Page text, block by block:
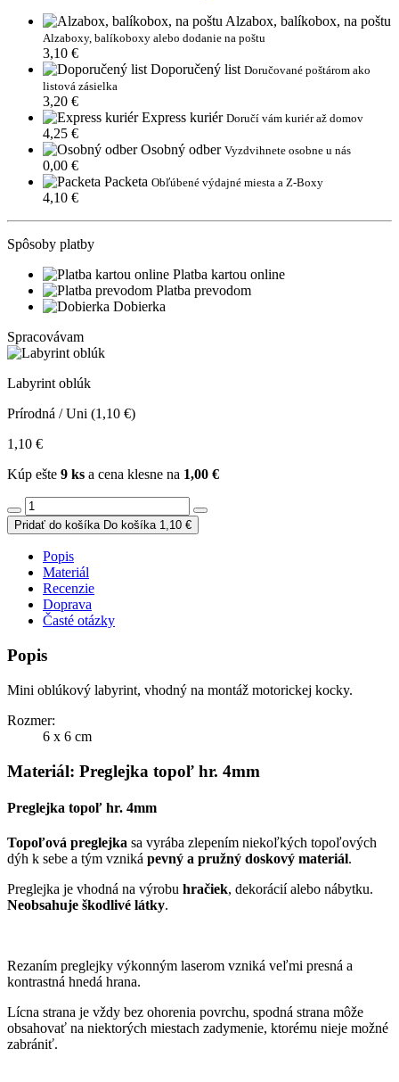
Alzabox, balíkobox, na poštu
Alzaboxy, balíkoboxy alebo dodanie na poštu
3,10 €
Doporučený list Doručované poštárom ako
listová zásielka
3,20 €
Express kuriér Doručí vám kuriér až domov
4,25 €
Osobný odber Vyzdvihnete osobne u nás
0,00 €
Packeta Obľúbené výdajné miesta a Z-Boxy
4,10 €
Spôsoby platby
Platba kartou online
Platba prevodom
Dobierka
Spracovávam
Labyrint oblúk
Prírodná / Uni (1,10 €)
1,10 €
Kúp ešte 9 ks a cena klesne na 1,00 €
Pridať do košíka Do košíka 1,10 €
Popis
Materiál
Recenzie
Doprava
Časté otázky
Popis
Mini oblúkový labyrint, vhodný na montáž motorickej kocky.
Rozmer:
6 x 6 cm
Materiál: Preglejka topoľ hr. 4mm
Preglejka topoľ hr. 4mm
Topoľová preglejka sa vyrába zlepením niekoľkých topoľových
dýh k sebe a tým vzniká pevný a pružný doskový materiál.
Preglejka je vhodná na výrobu hračiek, dekorácií alebo nábytku.
Neobsahuje škodlivé látky.
Rezaním preglejky výkonným laserom vzniká veľmi presná a
kontrastná hnedá hrana.
Lícna strana je vždy bez ohorenia povrchu, spodná strana môže
obsahovať na niektorých miestach zadymenie, ktorému nieje možné
zabrániť.